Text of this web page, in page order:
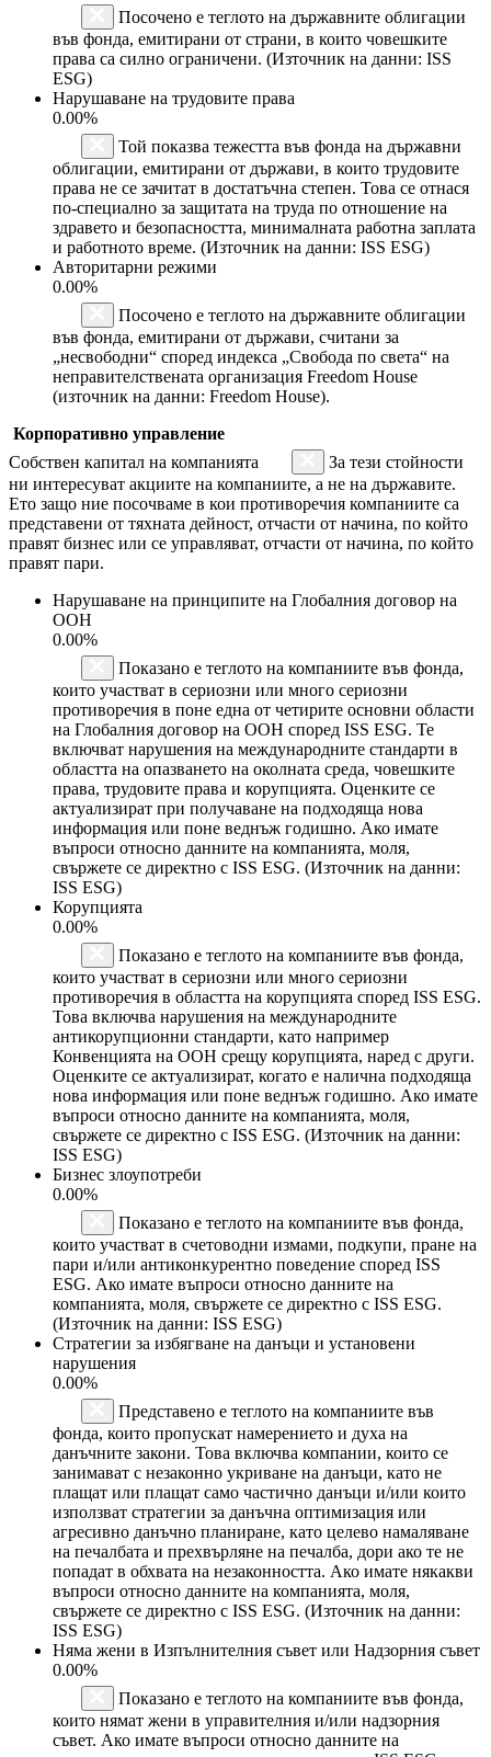
Посочено е теглото на държавните облигации
във фонда, емитирани от страни, в които човешките
права са силно ограничени. (Източник на данни: ISS
ESG)
Нарушаване на трудовите права
0.00%
Той показва тежестта във фонда на държавни
облигации, емитирани от държави, в които трудовите
права не се зачитат в достатъчна степен. Това се отнася
по-специално за защитата на труда по отношение на
здравето и безопасността, минималната работна заплата
и работното време. (Източник на данни: ISS ESG)
Авторитарни режими
0.00%
Посочено е теглото на държавните облигации
във фонда, емитирани от държави, считани за
„несвободни“ според индекса „Свобода по света“ на
неправителствената организация Freedom House
(източник на данни: Freedom House).
Корпоративно управление
Собствен капитал на компанията
За тези стойности
ни интересуват акциите на компаниите, а не на държавите.
Ето защо ние посочваме в кои противоречия компаниите са
представени от тяхната дейност, отчасти от начина, по който
правят бизнес или се управляват, отчасти от начина, по който
правят пари.
Нарушаване на принципите на Глобалния договор на
ООН
0.00%
Показано е теглото на компаниите във фонда,
които участват в сериозни или много сериозни
противоречия в поне една от четирите основни области
на Глобалния договор на ООН според ISS ESG. Те
включват нарушения на международните стандарти в
областта на опазването на околната среда, човешките
права, трудовите права и корупцията. Оценките се
актуализират при получаване на подходяща нова
информация или поне веднъж годишно. Ако имате
въпроси относно данните на компанията, моля,
свържете се директно с ISS ESG. (Източник на данни:
ISS ESG)
Корупцията
0.00%
Показано е теглото на компаниите във фонда,
които участват в сериозни или много сериозни
противоречия в областта на корупцията според ISS ESG.
Това включва нарушения на международните
антикорупционни стандарти, като например
Конвенцията на ООН срещу корупцията, наред с други.
Оценките се актуализират, когато е налична подходяща
нова информация или поне веднъж годишно. Ако имате
въпроси относно данните на компанията, моля,
свържете се директно с ISS ESG. (Източник на данни:
ISS ESG)
Бизнес злоупотреби
0.00%
Показано е теглото на компаниите във фонда,
които участват в счетоводни измами, подкупи, пране на
пари и/или антиконкурентно поведение според ISS
ESG. Ако имате въпроси относно данните на
компанията, моля, свържете се директно с ISS ESG.
(Източник на данни: ISS ESG)
Стратегии за избягване на данъци и установени
нарушения
0.00%
Представено е теглото на компаниите във
фонда, които пропускат намерението и духа на
данъчните закони. Това включва компании, които се
занимават с незаконно укриване на данъци, като не
плащат или плащат само частично данъци и/или които
използват стратегии за данъчна оптимизация или
агресивно данъчно планиране, като целево намаляване
на печалбата и прехвърляне на печалба, дори ако те не
попадат в обхвата на незаконността. Ако имате някакви
въпроси относно данните на компанията, моля,
свържете се директно с ISS ESG. (Източник на данни:
ISS ESG)
Няма жени в Изпълнителния съвет или Надзорния съвет
0.00%
Показано е теглото на компаниите във фонда,
които нямат жени в управителния и/или надзорния
съвет. Ако имате въпроси относно данните на